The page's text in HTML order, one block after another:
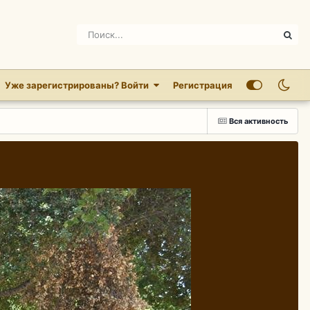
Уже зарегистрированы? Войти Регистрация
Вся активность